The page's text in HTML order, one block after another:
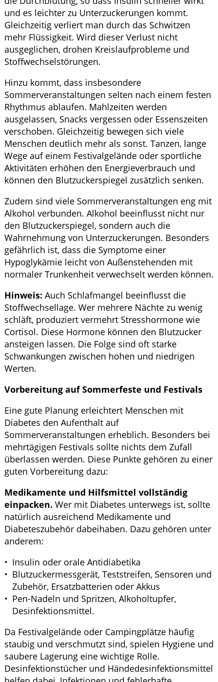
und es leichter zu Unterzuckerungen kommt.
Gleichzeitig verliert man durch das Schwitzen
mehr Flüssigkeit. Wird dieser Verlust nicht
ausgeglichen, drohen Kreislaufprobleme und
Stoffwechselstörungen.
Hinzu kommt, dass insbesondere
Sommerveranstaltungen selten nach einem festen
Rhythmus ablaufen. Mahlzeiten werden
ausgelassen, Snacks vergessen oder Essenszeiten
verschoben. Gleichzeitig bewegen sich viele
Menschen deutlich mehr als sonst. Tanzen, lange
Wege auf einem Festivalgelände oder sportliche
Aktivitäten erhöhen den Energieverbrauch und
können den Blutzuckerspiegel zusätzlich senken.
Zudem sind viele Sommerveranstaltungen eng mit
Alkohol verbunden. Alkohol beeinflusst nicht nur
den Blutzuckerspiegel, sondern auch die
Wahrnehmung von Unterzuckerungen. Besonders
gefährlich ist, dass die Symptome einer
Hypoglykämie leicht von Außenstehenden mit
normaler Trunkenheit verwechselt werden können.
Hinweis: Auch Schlafmangel beeinflusst die
Stoffwechsellage. Wer mehrere Nächte zu wenig
schläft, produziert vermehrt Stresshormone wie
Cortisol. Diese Hormone können den Blutzucker
ansteigen lassen. Die Folge sind oft starke
Schwankungen zwischen hohen und niedrigen
Werten.
Vorbereitung auf Sommerfeste und Festivals
Eine gute Planung erleichtert Menschen mit
Diabetes den Aufenthalt auf
Sommerveranstaltungen erheblich. Besonders bei
mehrtägigen Festivals sollte nichts dem Zufall
überlassen werden. Diese Punkte gehören zu einer
guten Vorbereitung dazu:
Medikamente und Hilfsmittel vollständig
einpacken. Wer mit Diabetes unterwegs ist, sollte
natürlich ausreichend Medikamente und
Diabeteszubehör dabeihaben. Dazu gehören unter
anderem:
Insulin oder orale Antidiabetika
Blutzuckermessgerät, Teststreifen, Sensoren und
Zubehör, Ersatzbatterien oder Akkus
Pen-Nadeln und Spritzen, Alkoholtupfer,
Desinfektionsmittel.
Da Festivalgelände oder Campingplätze häufig
staubig und verschmutzt sind, spielen Hygiene und
saubere Lagerung eine wichtige Rolle.
Desinfektionstücher und Händedesinfektionsmittel